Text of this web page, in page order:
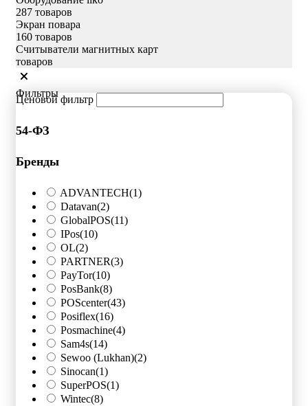
287 товаров
Экран повара
160 товаров
Считыватели магнитных карт
товаров
Фильтры
Ценовой фильтр
54-ФЗ
Бренды
ADVANTECH(1)
Datavan(2)
GlobalPOS(11)
IPos(10)
OL(2)
PARTNER(3)
PayTor(10)
PosBank(8)
POScenter(43)
Posiflex(16)
Posmachine(4)
Sam4s(14)
Sewoo (Lukhan)(2)
Sinocan(1)
SuperPOS(1)
Wintec(8)